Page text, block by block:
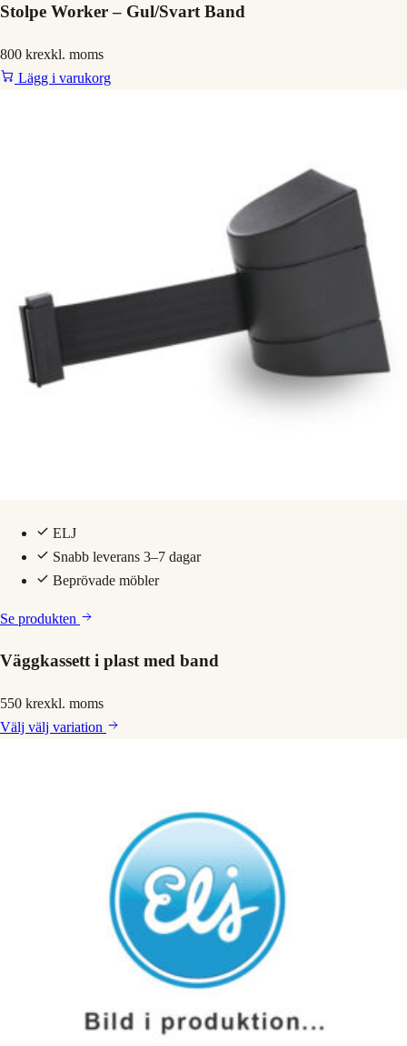
Stolpe Worker – Gul/Svart Band
800 krexkl. moms
Lägg i varukorg
ELJ
Snabb leverans 3–7 dagar
Beprövade möbler
Se produkten
Väggkassett i plast med band
550 krexkl. moms
Välj välj variation